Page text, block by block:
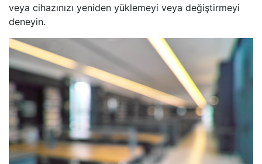
veya cihazınızı yeniden yüklemeyi veya değiştirmeyi
deneyin.